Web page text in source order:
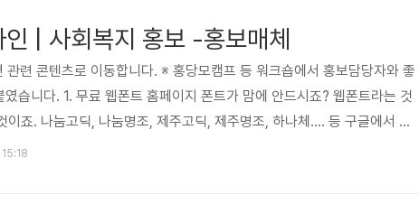
| 사회복지 홍보 -홍보매체
련 콘텐츠로 이동합니다. ※ 홍당모캠프 등 워크숍에서 홍보담당자와 좋
습니다. 1. 무료 웹폰트 홈페이지 폰트가 맘에 안드시죠? 웹폰트라는 것
이죠. 나눔고딕, 나눔명조, 제주고딕, 제주명조, 하나체.... 등 구글에서 무
한글 폰트는 32개 제공하네요. 우와 많아졌다. 어떤 폰트를 제공하는